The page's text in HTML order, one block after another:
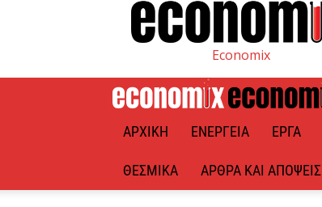
Economix
ΑΡΧΙΚΉ ΕΝΈΡΓΕΙΑ ΈΡΓΑ
ΘΕΣΜΙΚΆ ΆΡΘΡΑ ΚΑΙ ΑΠΌΨΕΙΣ